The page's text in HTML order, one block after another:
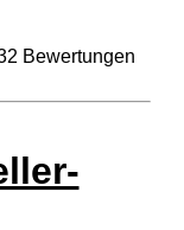
Bewertungen